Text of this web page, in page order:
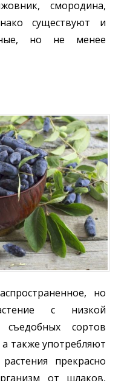
смородина,
существуют и
но не менее
но
с низкой
сортов
также употребляют
прекрасно
от шлаков,